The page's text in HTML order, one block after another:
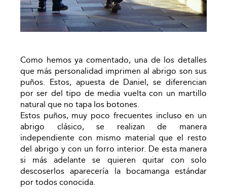
Como hemos ya comentado, una de los detalles
que más personalidad imprimen al abrigo son sus
puños. Estos, apuesta de Daniel, se diferencian
por ser del tipo de media vuelta con un martillo
natural que no tapa los botones.
Estos puños, muy poco frecuentes incluso en un
abrigo clásico, se realizan de manera
independiente con mismo material que el resto
del abrigo y con un forro interior. De esta manera
si más adelante se quieren quitar con solo
descoserlos aparecería la bocamanga estándar
por todos conocida.